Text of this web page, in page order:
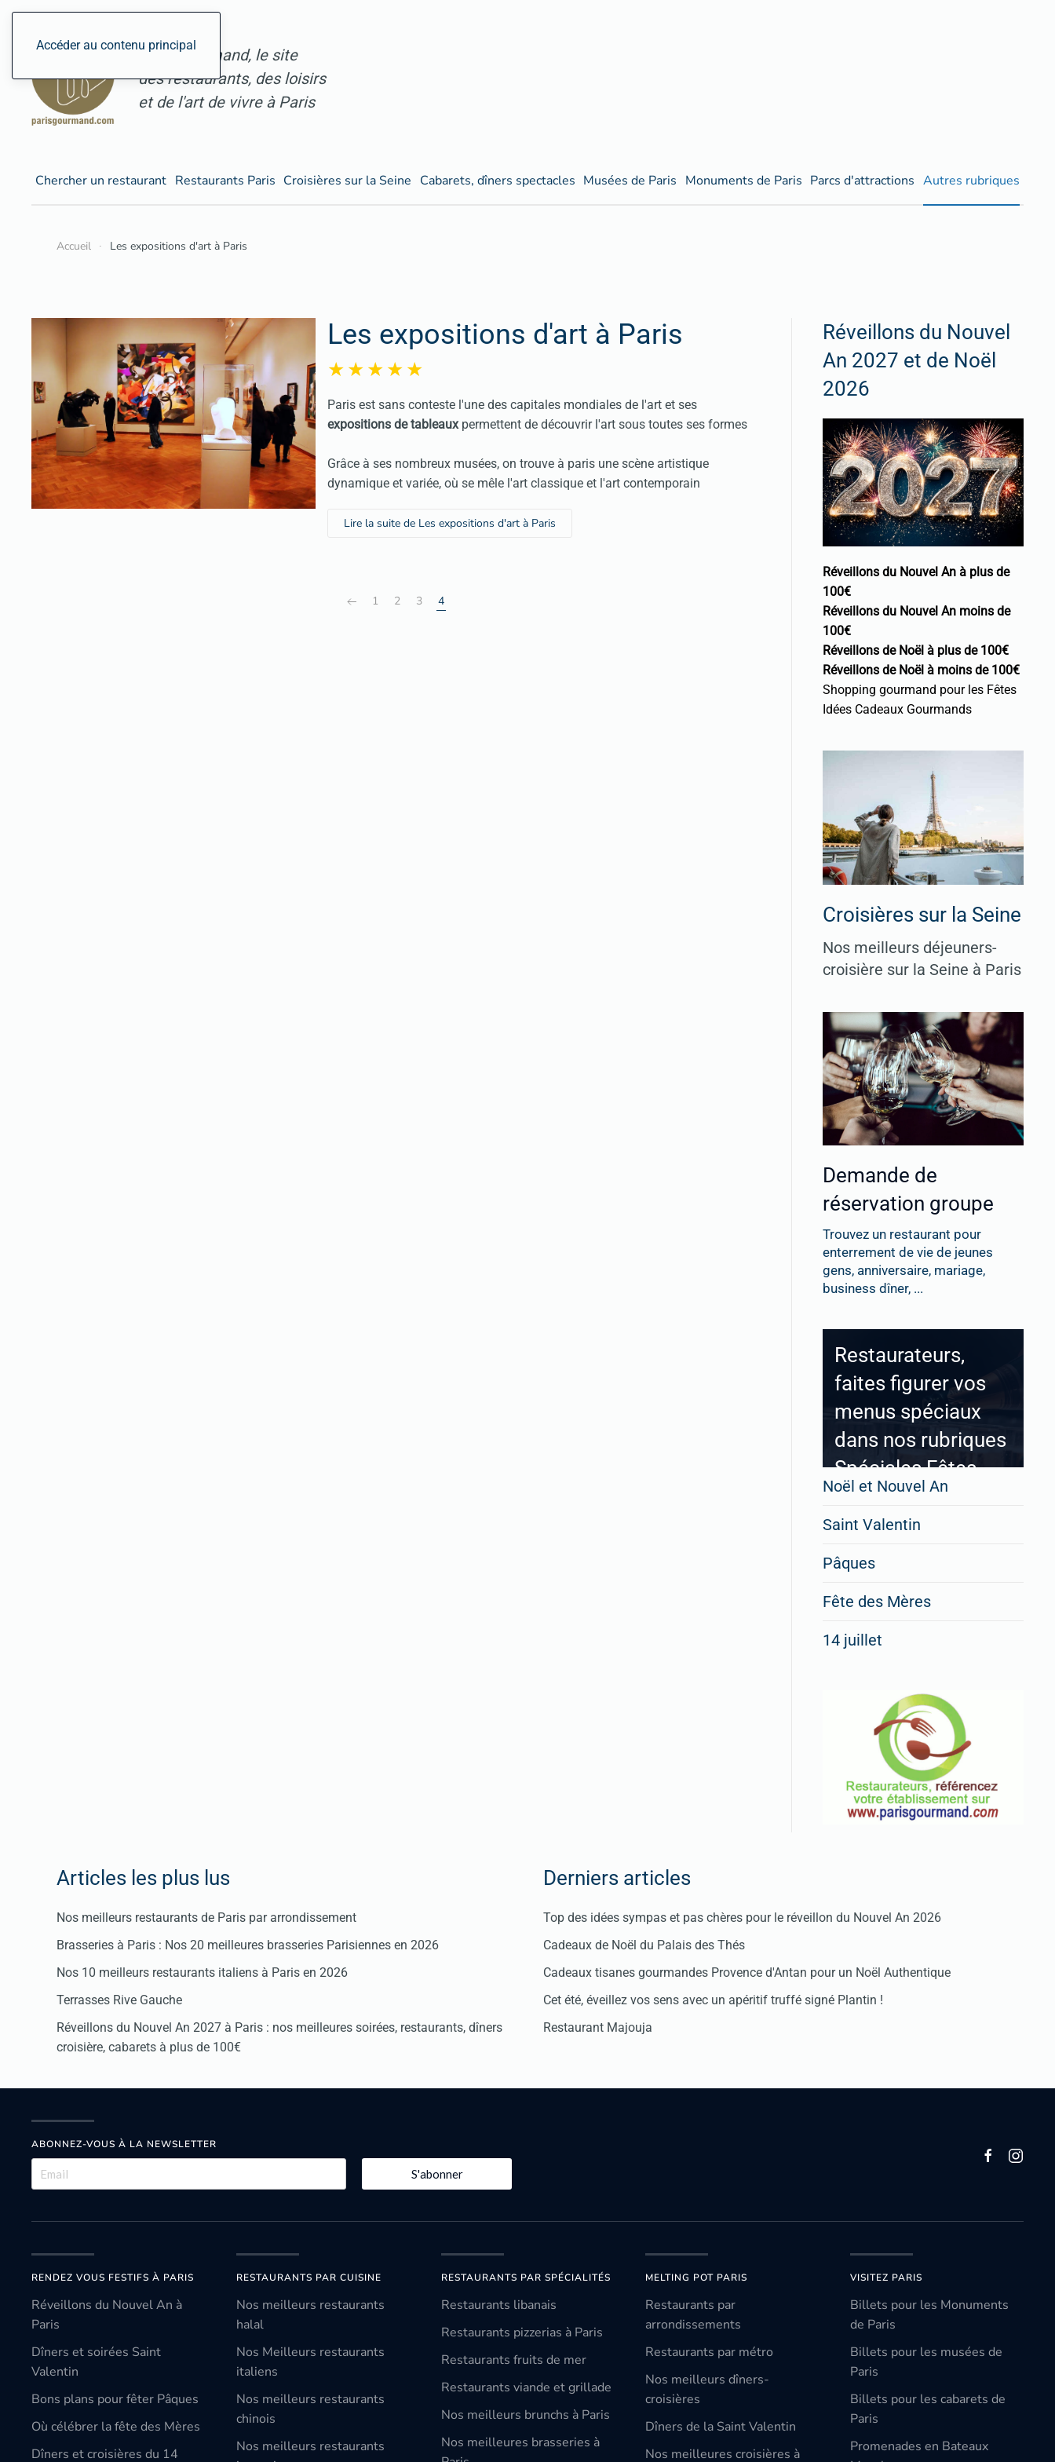
Accéder au contenu principal
ParisGourmand, le site
des restaurants, des loisirs
et de l'art de vivre à Paris
Chercher un restaurant Restaurants Paris Croisières sur la Seine Cabarets, dîners spectacles Musées de Paris Monuments de Paris Parcs d'attractions Autres rubriques
Accueil Les expositions d'art à Paris
Les expositions d'art à Paris
Paris est sans conteste l'une des capitales mondiales de l'art et ses
expositions de tableauxpermettent de découvrir l'art sous toutes ses formes
Grâce à ses nombreux musées, on trouve à paris une scène artistique
dynamique et variée, où se mêle l'art classique et l'art contemporain
Lire la suite de Les expositions d'art à Paris
1 2 3 4
Réveillons du Nouvel
An 2027 et de Noël
2026
Réveillons du Nouvel An à plus de
100€
Réveillons du Nouvel An moins de
100€
Réveillons de Noël à plus de 100€
Réveillons de Noël à moins de 100€
Shopping gourmand pour les Fêtes
Idées Cadeaux Gourmands
Croisières sur la Seine
Nos meilleurs déjeuners-
croisière sur la Seine à Paris
Demande de
réservation groupe
Trouvez un restaurant pour
enterrement de vie de jeunes
gens, anniversaire, mariage,
business dîner, ...
Restaurateurs,
faites figurer vos
menus spéciaux
dans nos rubriques
Spéciales Fêtes
Cliquez ici
Noël et Nouvel An
Saint Valentin
Pâques
Fête des Mères
14 juillet
Articles les plus lus
Nos meilleurs restaurants de Paris par arrondissement
Brasseries à Paris : Nos 20 meilleures brasseries Parisiennes en 2026
Nos 10 meilleurs restaurants italiens à Paris en 2026
Terrasses Rive Gauche
Réveillons du Nouvel An 2027 à Paris : nos meilleures soirées, restaurants, dîners
croisière, cabarets à plus de 100€
Derniers articles
Top des idées sympas et pas chères pour le réveillon du Nouvel An 2026
Cadeaux de Noël du Palais des Thés
Cadeaux tisanes gourmandes Provence d'Antan pour un Noël Authentique
Cet été, éveillez vos sens avec un apéritif truffé signé Plantin !
Restaurant Majouja
ABONNEZ-VOUS À LA NEWSLETTER
S'abonner
RENDEZ VOUS FESTIFS À PARIS
Réveillons du Nouvel An à
Paris
Dîners et soirées Saint
Valentin
Bons plans pour fêter Pâques
Où célébrer la fête des Mères
Dîners et croisières du 14
RESTAURANTS PAR CUISINE
Nos meilleurs restaurants
halal
Nos Meilleurs restaurants
italiens
Nos meilleurs restaurants
chinois
Nos meilleurs restaurants
RESTAURANTS PAR SPÉCIALITÉS
Restaurants libanais
Restaurants pizzerias à Paris
Restaurants fruits de mer
Restaurants viande et grillade
Nos meilleurs brunchs à Paris
Nos meilleures brasseries à
MELTING POT PARIS
Restaurants par
arrondissements
Restaurants par métro
Nos meilleurs dîners-
croisières
Dîners de la Saint Valentin
Nos meilleures croisières à
VISITEZ PARIS
Billets pour les Monuments
de Paris
Billets pour les musées de
Paris
Billets pour les cabarets de
Paris
Promenades en Bateaux